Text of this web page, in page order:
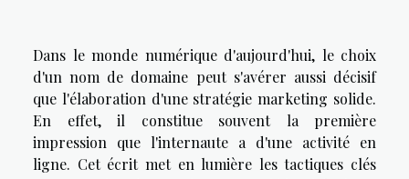
Dans le monde numérique d'aujourd'hui, le choix
d'un nom de domaine peut s'avérer aussi décisif
que l'élaboration d'une stratégie marketing solide.
En effet, il constitue souvent la première
impression que l'internaute a d'une activité en
ligne. Cet écrit met en lumière les tactiques clés